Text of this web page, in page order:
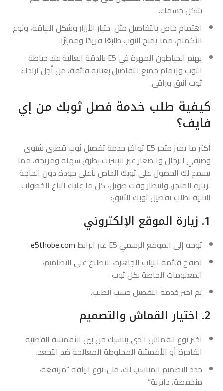
شكل جسمك.
اهتمام خاص بالتفاصيل مثل اختيار الأزرار وشكل اللياقة، ونوع
الأكمام، مما يمنح الثوب طابعًا فريدًا ومميزًا.
يهتم الخياطون المهرة في E5 بالدقة العالية عند خياطة
الثوب وإتمام جميع التفاصيل بعناية فائقة، من أجل ارتداء
ثوب أنيق وراقي.
كيفية طلب خدمة فصل ثوبك من إي
فايف؟
أكثر ما يميز متجر E5 توافر خدمة تفصيل ثوب قطري شتوي
وصيفي للرجال والصغار عبر الإنترنت بطرق سهلة ومريحة، مما
يسمح لك الحصول على ثوبك الخاص بأعلى جودة دون الحاجة
لزيارة المتجر، وانتظار وقت طويل، كل ما عليك اتباع الخطوات
التالية لطلب تفصيل ثوبك الأنيق:
1. زيارة الموقع الإلكتروني
توجه إلى الموقع الرسمي E5 عبر الرابط
تصفح قائمة الثياب الجاهزة، للاطلاع على التصاميم،
المعلومات الخاصة بكل ثوب.
ثم اختر خدمة التفصيل حسب الطلب.
2. اختيار القماش والتصميم
اختر نوع القماش الذي يناسبك من بين الأقمشة القطنية
الفاخرة أو الأقمشة المخلوطة المعالجة ضد التجعد.
حدد التصميم المناسب لك، مثل: نوع الياقة “مرتفعة،
منخفضة، دائرية”